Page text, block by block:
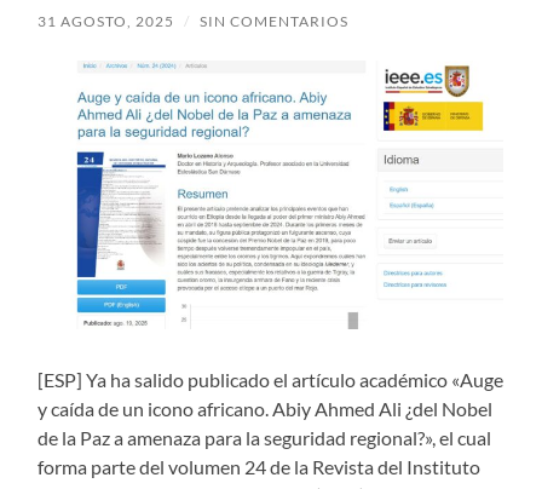
31 AGOSTO, 2025 / SIN COMENTARIOS
[ESP] Ya ha salido publicado el artículo académico «Auge
y caída de un icono africano. Abiy Ahmed Ali ¿del Nobel
de la Paz a amenaza para la seguridad regional?», el cual
forma parte del volumen 24 de la Revista del Instituto